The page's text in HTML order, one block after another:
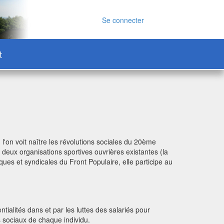
Se connecter
voit naître les révolutions sociales du 20ème
organisations sportives ouvrières existantes (la
et syndicales du Front Populaire, elle participe au
dans et par les luttes des salariés pour
de chaque individu.